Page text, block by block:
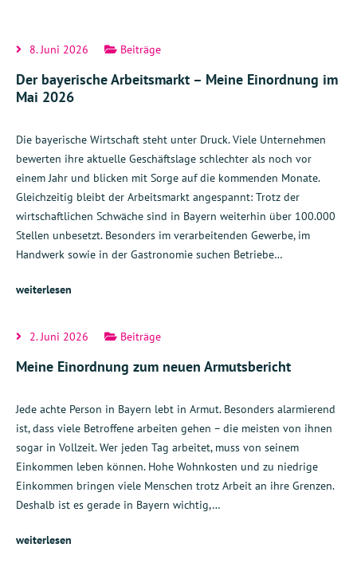
8. Juni 2026 Beiträge
Der bayerische Arbeitsmarkt – Meine Einordnung im
Mai 2026
Die bayerische Wirtschaft steht unter Druck. Viele Unternehmen
bewerten ihre aktuelle Geschäftslage schlechter als noch vor
einem Jahr und blicken mit Sorge auf die kommenden Monate.
Gleichzeitig bleibt der Arbeitsmarkt angespannt: Trotz der
wirtschaftlichen Schwäche sind in Bayern weiterhin über 100.000
Stellen unbesetzt. Besonders im verarbeitenden Gewerbe, im
Handwerk sowie in der Gastronomie suchen Betriebe…
weiterlesen
2. Juni 2026 Beiträge
Meine Einordnung zum neuen Armutsbericht
Jede achte Person in Bayern lebt in Armut. Besonders alarmierend
ist, dass viele Betroffene arbeiten gehen – die meisten von ihnen
sogar in Vollzeit. Wer jeden Tag arbeitet, muss von seinem
Einkommen leben können. Hohe Wohnkosten und zu niedrige
Einkommen bringen viele Menschen trotz Arbeit an ihre Grenzen.
Deshalb ist es gerade in Bayern wichtig,…
weiterlesen